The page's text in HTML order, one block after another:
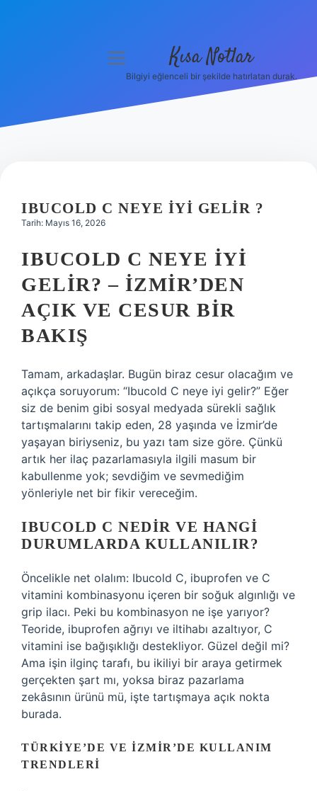
Hakkımızda
menüyü
Kısa Notlar
Bilgiyi eğlenceli bir şekilde hatırlatan durak.
IBUCOLD C NEYE IYI GELIR ?
Tarih: Mayıs 16, 2026
IBUCOLD C NEYE İYI
GELIR? – İZMIR’DEN
AÇIK VE CESUR BIR
BAKIŞ
Tamam, arkadaşlar. Bugün biraz cesur olacağım ve
açıkça soruyorum: “Ibucold C neye iyi gelir?” Eğer
siz de benim gibi sosyal medyada sürekli sağlık
tartışmalarını takip eden, 28 yaşında ve İzmir’de
yaşayan biriyseniz, bu yazı tam size göre. Çünkü
artık her ilaç pazarlamasıyla ilgili masum bir
kabullenme yok; sevdiğim ve sevmediğim
yönleriyle net bir fikir vereceğim.
IBUCOLD C NEDIR VE HANGI
DURUMLARDA KULLANILIR?
Öncelikle net olalım: Ibucold C, ibuprofen ve C
vitamini kombinasyonu içeren bir soğuk algınlığı ve
grip ilacı. Peki bu kombinasyon ne işe yarıyor?
Teoride, ibuprofen ağrıyı ve iltihabı azaltıyor, C
vitamini ise bağışıklığı destekliyor. Güzel değil mi?
Ama işin ilginç tarafı, bu ikiliyi bir araya getirmek
gerçekten şart mı, yoksa biraz pazarlama
zekâsının ürünü mü, işte tartışmaya açık nokta
burada.
TÜRKIYE’DE VE İZMIR’DE KULLANIM
TRENDLERI